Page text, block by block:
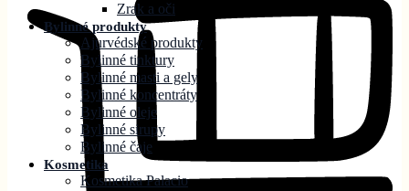
Zrak a oči
Bylinné produkty
Ajurvédské produkty
Bylinné tinktury
Bylinné masti a gely
Bylinné koncentráty
Bylinné oleje
Bylinné sirupy
Bylinné čaje
Kosmetika
Kosmetika Palacio